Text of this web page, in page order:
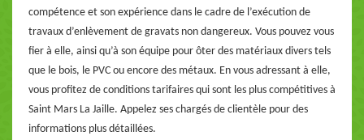
compétence et son expérience dans le cadre de l’exécution de
travaux d’enlèvement de gravats non dangereux. Vous pouvez vous
fier à elle, ainsi qu’à son équipe pour ôter des matériaux divers tels
que le bois, le PVC ou encore des métaux. En vous adressant à elle,
vous profitez de conditions tarifaires qui sont les plus compétitives à
Saint Mars La Jaille. Appelez ses chargés de clientèle pour des
informations plus détaillées.